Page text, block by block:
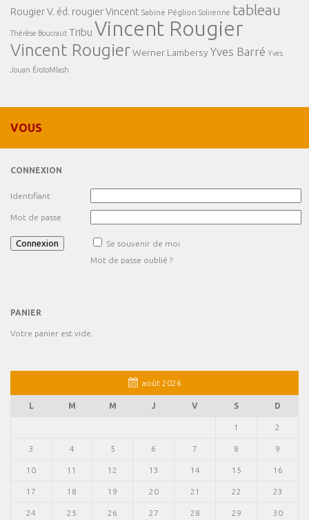
Rougier V. éd. rougier Vincent Sabine Péglion Solirenne tableau
Thérèse Boucraut Tribu Vincent Rougier
Vincent RougierWerner Lambersy Yves Barré Yves
Jouan ÉrotoMlash
VOUS
CONNEXION
Identifiant
Mot de passe
Se souvenir de moi
Mot de passe oublié ?
PANIER
Votre panier est vide.
août 2026
L M M J V S D
1 2
3 4 5 6 7 8 9
10 11 12 13 14 15 16
17 18 19 20 21 22 23
24 25 26 27 28 29 30